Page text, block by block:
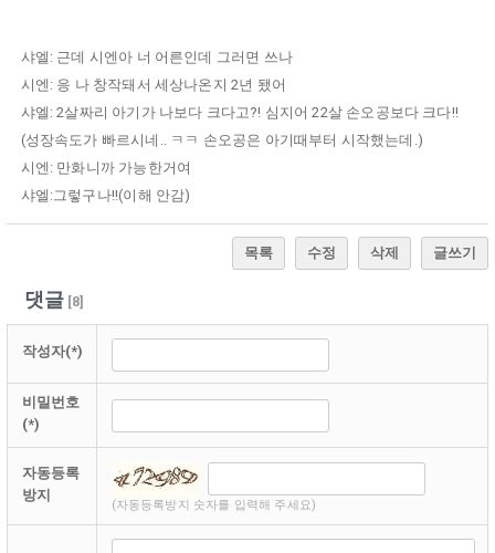
샤엘: 근데 시엔아 너 어른인데 그러면 쓰나
시엔: 응 나 창작돼서 세상나온지 2년 됐어
샤엘: 2살짜리 아기가 나보다 크다고?! 심지어 22살 손오공보다 크다!!
(성장속도가 빠르시네.. ㅋㅋ 손오공은 아기때부터 시작했는데.)
시엔: 만화니까 가능한거여
샤엘:그렇구나!!(이해 안감)
목록 수정 삭제 글쓰기
댓글[8]
작성자(*)
비밀번호
(*)
자동등록
방지
(자동등록방지 숫자를 입력해 주세요)